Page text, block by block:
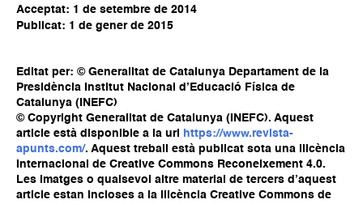
Acceptat: 1 de setembre de 2014
Publicat: 1 de gener de 2015
Editat per: © Generalitat de Catalunya Departament de la
Presidència Institut Nacional d’Educació Física de
Catalunya (INEFC)
© Copyright Generalitat de Catalunya (INEFC). Aquest
article està disponible a la url
https://www.revista-
apunts.com/. Aquest treball està publicat sota una llicència
Internacional de Creative Commons Reconeixement 4.0.
Les imatges o qualsevol altre material de tercers d’aquest
article estan incloses a la llicència Creative Commons de